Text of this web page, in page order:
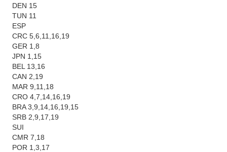
DEN 15
TUN 11
ESP
CRC 5,6,11,16,19
GER 1,8
JPN 1,15
BEL 13,16
CAN 2,19
MAR 9,11,18
CRO 4,7,14,16,19
BRA 3,9,14,16,19,15
SRB 2,9,17,19
SUI
CMR 7,18
POR 1,3,17